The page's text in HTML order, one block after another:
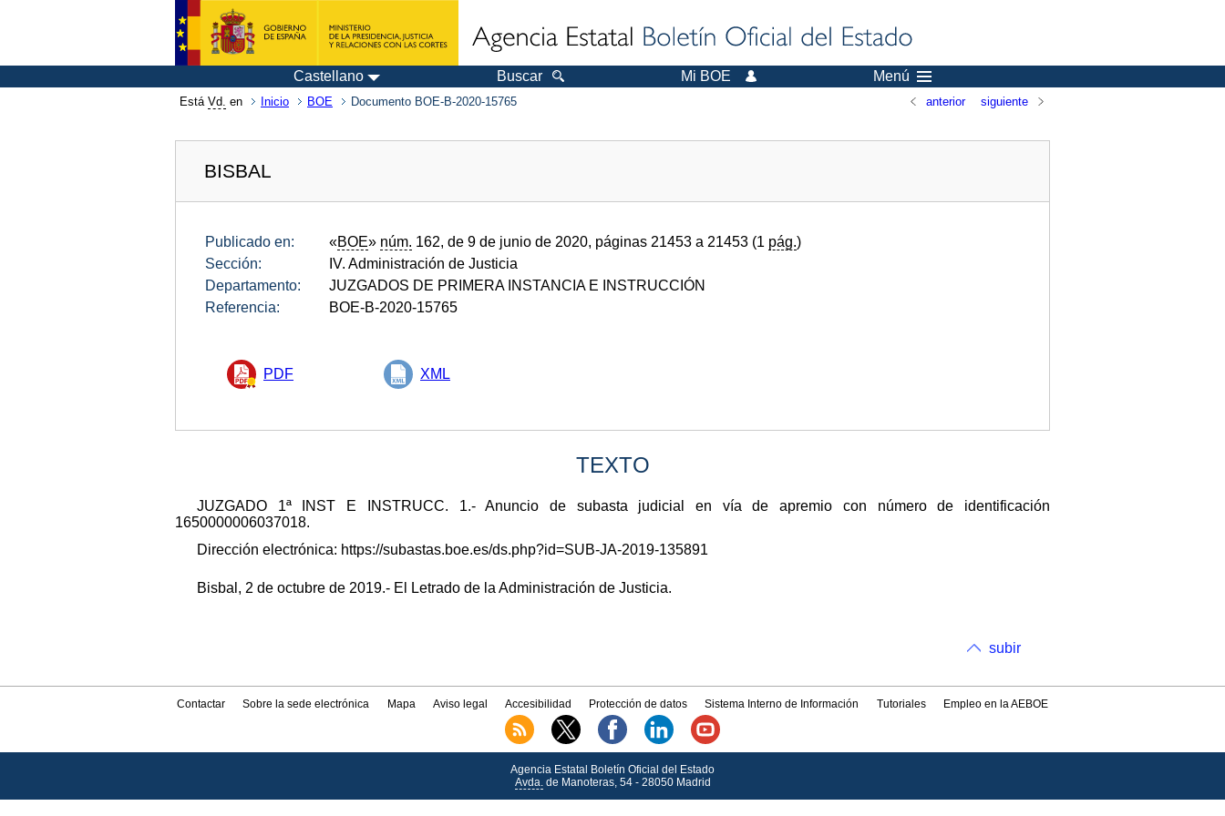
Castellano Buscar Mi BOE Menú
Está Vd. en Inicio BOE Documento BOE-B-2020-15765 anterior siguiente
BISBAL
Publicado en: «BOE» núm. 162, de 9 de junio de 2020, páginas 21453 a 21453 (1 pág.)
Sección:
IV. Administración de Justicia
Departamento:
JUZGADOS DE PRIMERA INSTANCIA E INSTRUCCIÓN
Referencia:
BOE-B-2020-15765
PDF XML
TEXTO
JUZGADO 1ª INST E INSTRUCC. 1.- Anuncio de subasta judicial en vía de apremio con número de identificación
1650000006037018.
Dirección electrónica: https://subastas.boe.es/ds.php?id=SUB-JA-2019-135891
Bisbal, 2 de octubre de 2019.- El Letrado de la Administración de Justicia.
subir
Contactar Sobre la sede electrónica Mapa Aviso legal Accesibilidad Protección de datos Sistema Interno de Información Tutoriales Empleo en la AEBOE
Agencia Estatal Boletín Oficial del Estado
Avda.de Manoteras, 54 - 28050 Madrid